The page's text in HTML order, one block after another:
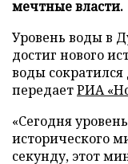
мечтные власти.
Уровень воды в
достиг нового
воды сократился
передаетРИА
«Сегодня
исторического
секунду, этот